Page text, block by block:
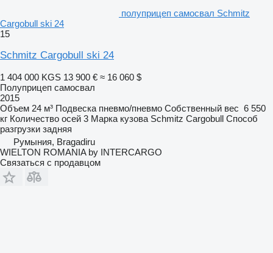
полуприцеп самосвал Schmitz
Cargobull ski 24
15
Schmitz Cargobull ski 24
1 404 000 KGS 13 900 € ≈ 16 060 $
Полуприцеп самосвал
2015
Объем 24 м³ Подвеска пневмо/пневмо Собственный вес 6 550
кг Количество осей 3 Марка кузова Schmitz Cargobull Способ
разгрузки задняя
Румыния, Bragadiru
WIELTON ROMANIA by INTERCARGO
Связаться с продавцом